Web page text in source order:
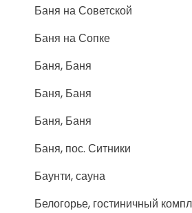
Баня на Советской
Баня на Сопке
Баня, Баня
Баня, Баня
Баня, Баня
Баня, пос. Ситники
Баунти, сауна
Белогорье, гостиничный